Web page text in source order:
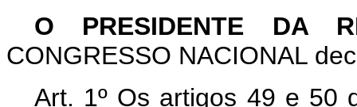
O PRESIDENTE DA
CONGRESSO NACIONAL
Art. 1º Os artigos 49 e 50